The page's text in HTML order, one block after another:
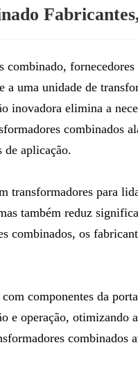
uma unidade de
inovadora elimina a
combinados
de aplicação.
transformadores para
também reduz
combinados, os
componentes da
e operação, otimizando
combinados